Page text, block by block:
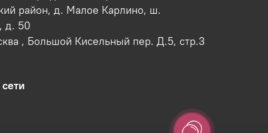
район, д. Малое Карлино, ш.
д. 50
, Большой Кисельный пер. Д.5, стр.3